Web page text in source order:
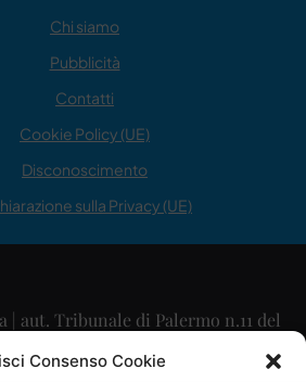
Consenso Cookie
Chi siamo
Pubblicità
Contatti
Cookie Policy (UE)
Disconoscimento
sulla Privacy (UE)
aut. Tribunale di Palermo n.11 del
29/09/2015